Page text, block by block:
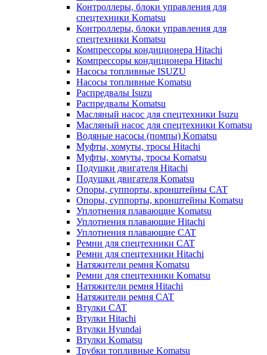
Контроллеры, блоки управления для
спецтехники Komatsu
Контроллеры, блоки управления для
спецтехники Komatsu
Компрессоры кондиционера Hitachi
Компрессоры кондиционера Hitachi
Насосы топливные ISUZU
Насосы топливные Komatsu
Распредвалы Isuzu
Распредвалы Komatsu
Масляный насос для спецтехники Isuzu
Масляный насос для спецтехники Komatsu
Водяные насосы (помпы) Komatsu
Муфты, хомуты, тросы Hitachi
Муфты, хомуты, тросы Komatsu
Подушки двигателя Hitachi
Подушки двигателя Komatsu
Опоры, суппорты, кронштейны CAT
Опоры, суппорты, кронштейны Komatsu
Уплотнения плавающие Komatsu
Уплотнения плавающие Hitachi
Уплотнения плавающие CAT
Ремни для спецтехники CAT
Ремни для спецтехники Hitachi
Натяжители ремня Komatsu
Ремни для спецтехники Komatsu
Натяжители ремня Hitachi
Натяжители ремня CAT
Втулки CAT
Втулки Hitachi
Втулки Hyundai
Втулки Komatsu
Трубки топливные Komatsu